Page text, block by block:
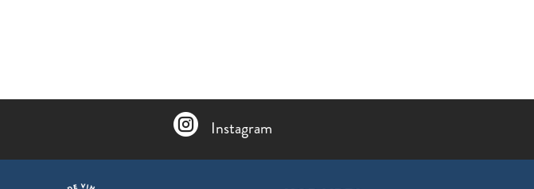
 Instagram